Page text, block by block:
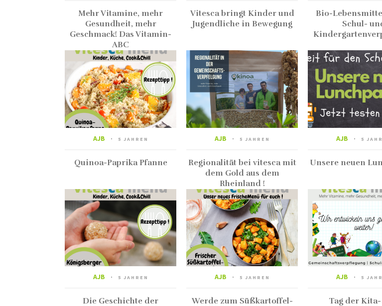
Mehr Vitamine, mehr
Gesundheit, mehr
Geschmack! Das Vitamin-
ABC
Vitesca bringt Kinder und
Jugendliche in Bewegung
Bio-
Schul-
AJB 5 JAHREN
Quinoa-Paprika Pfanne
AJB 5 JAHREN
Regionalität bei vitesca mit
dem Gold aus dem
Rheinland !
AJB 5
Unsere neuen
AJB 5 JAHREN
Die Geschichte der
AJB 5 JAHREN
Werde zum Süßkartoffel-
AJB 5
Tag der